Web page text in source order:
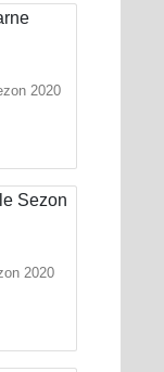
2020
2020